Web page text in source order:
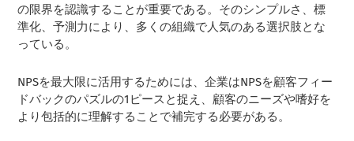
の限界を認識することが重要である。そのシンプルさ、標
準化、予測力により、多くの組織で人気のある選択肢とな
っている。
NPSを最大限に活用するためには、企業はNPSを顧客フィー
ドバックのパズルの1ピースと捉え、顧客のニーズや嗜好を
より包括的に理解することで補完する必要がある。